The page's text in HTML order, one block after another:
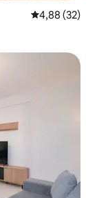
Priemerné
4,88 (32)